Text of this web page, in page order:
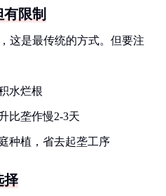
限制
这是最传统的方式。但要注
水烂根
比垄作慢2-3天
种植，省去起垄工序
择